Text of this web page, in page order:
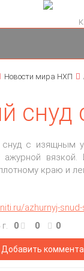
Новости мира НХП
снуд
с изящным
вязкой.
краю и
azhurnyj-
0 0 0
Добавить